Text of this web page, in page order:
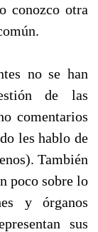
conozco otra
no se han
de las
comentarios
les hablo de
También
poco sobre lo
y órganos
sus